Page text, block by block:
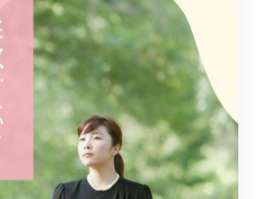
安定を第一に考えた計画が、後悔の
ります。
す健康影響と回避策
スクとその回避方法